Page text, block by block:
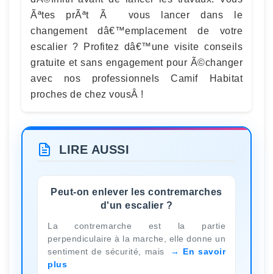
Ãªtes prÃªt Ã vous lancer dans le
changement dâ€™emplacement de votre
escalier ? Profitez dâ€™une visite conseils
gratuite et sans engagement pour Ã©changer
avec nos professionnels Camif Habitat
proches de chez vousÂ !
LIRE AUSSI
Peut-on enlever les contremarches
d'un escalier ?
La contremarche est la partie
perpendiculaire à la marche, elle donne un
sentiment de sécurité, mais
En savoir
plus